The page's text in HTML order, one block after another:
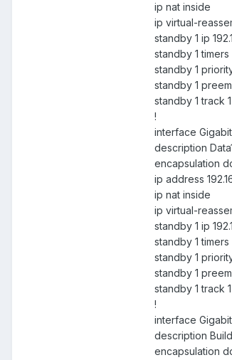
ip nat inside
ip virtual-
standby 1 ip
standby 1
standby 1
standby 1
standby 1 track
!
interface
description
encapsulation
ip address
ip nat inside
ip virtual-
standby 1 ip
standby 1
standby 1
standby 1
standby 1 track
!
interface
description
encapsulation